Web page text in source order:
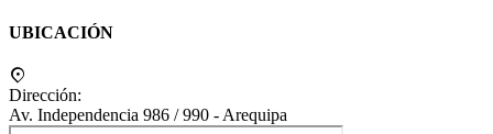
UBICACIÓN
Dirección:
Av. Independencia 986 / 990 - Arequipa